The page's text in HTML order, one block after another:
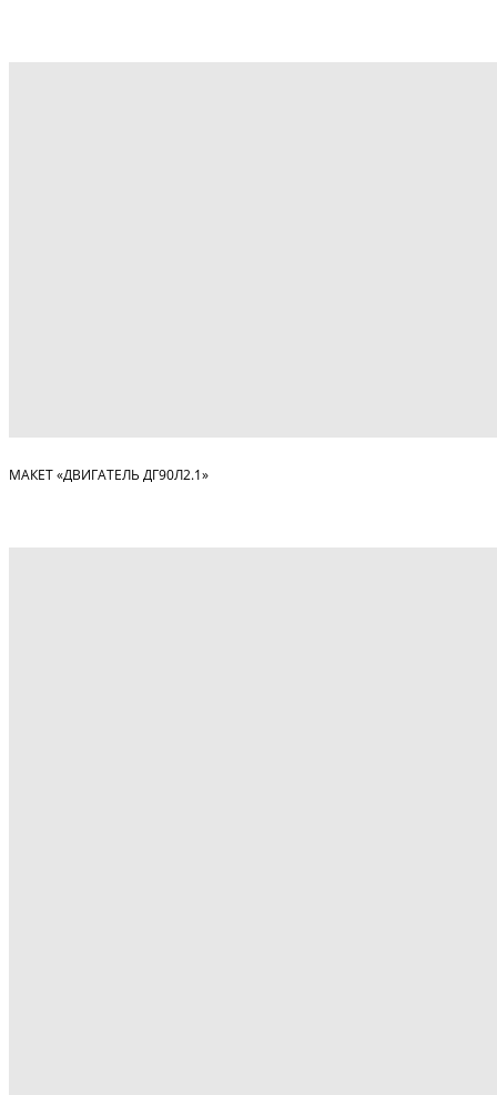
МАКЕТ «ДВИГАТЕЛЬ ДГ90Л2.1»